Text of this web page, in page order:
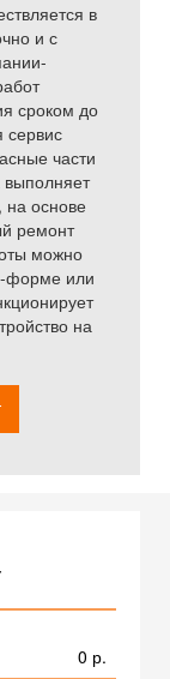
в
и с
сроком до
сервис
части
на основе
ремонт
можно
форме или
на
0 р.